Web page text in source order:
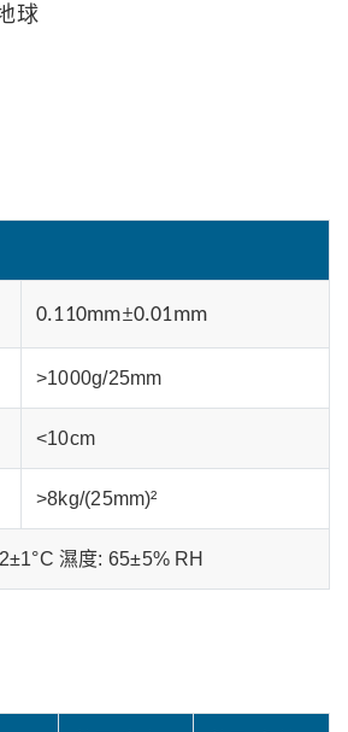
球
0.110mm±0.01mm
>1000g/25mm
<10cm
>8kg/(25mm)²
濕度: 65±5% RH